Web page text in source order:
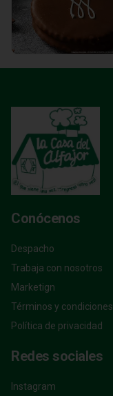
Conócenos
Despacho
Trabaja con nosotros
Marketign
Términos y condiciones
Política de privacidad
Redes sociales
Instagram